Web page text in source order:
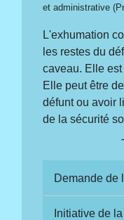
et administrative
L'exhumation
les restes du
caveau. Elle
Elle peut être
défunt ou avoir
de la sécurité
Demande de
Initiative de